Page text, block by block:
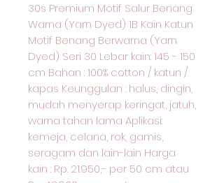
30s Premium Motif Salur Benang
Warna (Yarn Dyed) 1B Kain Katun
Motif Benang Berwarna (Yarn
Dyed) Seri 30 Lebar kain: 145 - 150
cm Bahan : 100% cotton / katun /
kapas Keunggulan : halus, dingin,
mudah menyerap keringat, jatuh,
warna tahan lama Aplikasi:
kemeja, celana, rok, gamis,
seragam dan lain-lain Harga
kain : Rp. 21.950,- per 50 cm atau